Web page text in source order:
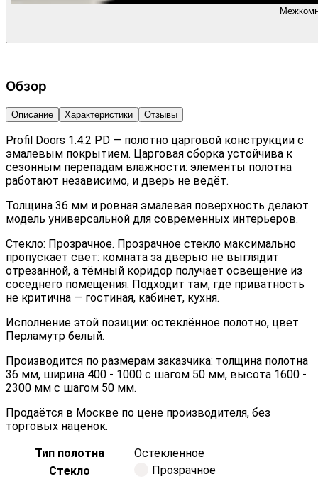
Обзор
Описание Характеристики Отзывы
Profil Doors 1.4.2 PD — полотно царговой конструкции с
эмалевым покрытием. Царговая сборка устойчива к
сезонным перепадам влажности: элементы полотна
работают независимо, и дверь не ведёт.
Толщина 36 мм и ровная эмалевая поверхность делают
модель универсальной для современных интерьеров.
Стекло: Прозрачное. Прозрачное стекло максимально
пропускает свет: комната за дверью не выглядит
отрезанной, а тёмный коридор получает освещение из
соседнего помещения. Подходит там, где приватность
не критична — гостиная, кабинет, кухня.
Исполнение этой позиции: остеклённое полотно, цвет
Перламутр белый.
Производится по размерам заказчика: толщина полотна
36 мм, ширина 400 - 1000 с шагом 50 мм, высота 1600 -
2300 мм с шагом 50 мм.
Продаётся в Москве по цене производителя, без
торговых наценок.
Тип полотна
Остекленное
Стекло
Прозрачное